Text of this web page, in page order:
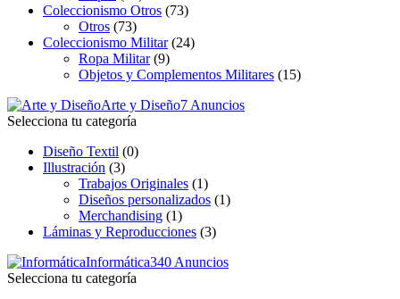
Coleccionismo Otros (73)
Otros (73)
Coleccionismo Militar(24)
Ropa Militar(9)
Objetos y Complementos Militares (15)
Arte y Diseño7 Anuncios
Selecciona tu categoría
Diseño Textil (0)
Illustración (3)
Trabajos Originales (1)
Diseños personalizados (1)
Merchandising (1)
Láminas y Reproducciones (3)
Informática340 Anuncios
Selecciona tu categoría